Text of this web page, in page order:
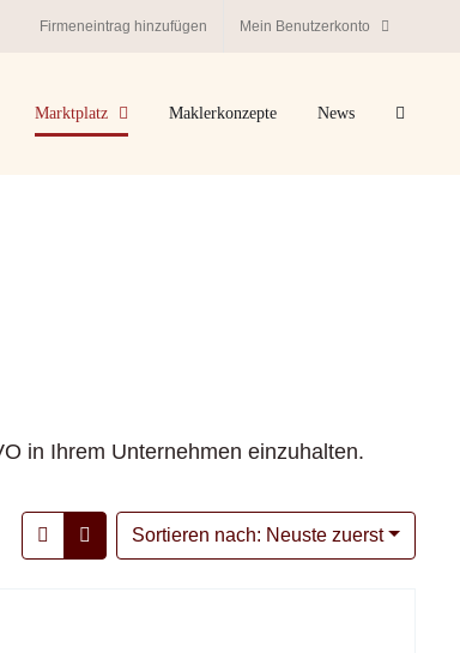
Firmeneintrag hinzufügen Mein Benutzerkonto
Marktplatz Maklerkonzepte News
in Ihrem Unternehmen einzuhalten.
Sortieren nach: Neuste zuerst